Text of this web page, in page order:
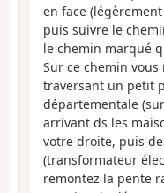
en face
puis suivre le
le chemin marqué
Sur ce chemin
traversant un petit
départementale
arrivant ds les
votre droite, puis
(transformateur
remontez la pente